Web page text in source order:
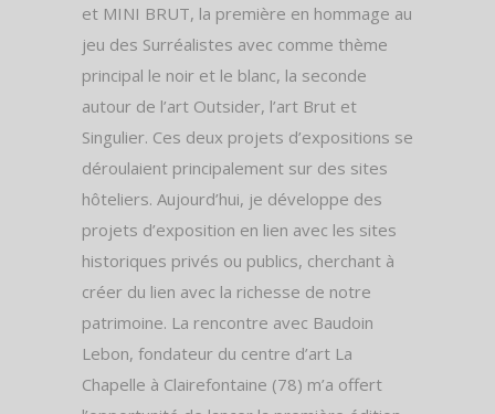
et MINI BRUT, la première en hommage au
jeu des Surréalistes avec comme thème
principal le noir et le blanc, la seconde
autour de l’art Outsider, l’art Brut et
Singulier. Ces deux projets d’expositions se
déroulaient principalement sur des sites
hôteliers. Aujourd’hui, je développe des
projets d’exposition en lien avec les sites
historiques privés ou publics, cherchant à
créer du lien avec la richesse de notre
patrimoine. La rencontre avec Baudoin
Lebon, fondateur du centre d’art La
Chapelle à Clairefontaine (78) m’a offert